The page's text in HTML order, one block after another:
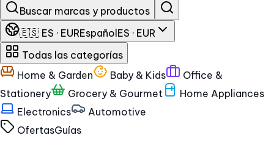
Buscar marcas y productos
🇪🇸 ES · EUREspañol ES · EUR
Todas las categorías
Home & Garden
Baby & Kids
Office &
Stationery
Grocery & Gourmet
Home Appliances
Electronics
Automotive
OfertasGuías